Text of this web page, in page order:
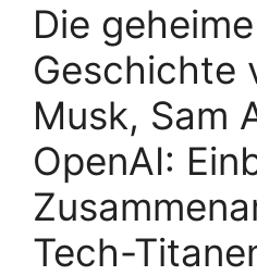
Die geheime
Geschichte
Musk, Sam
OpenAI:
Tech-